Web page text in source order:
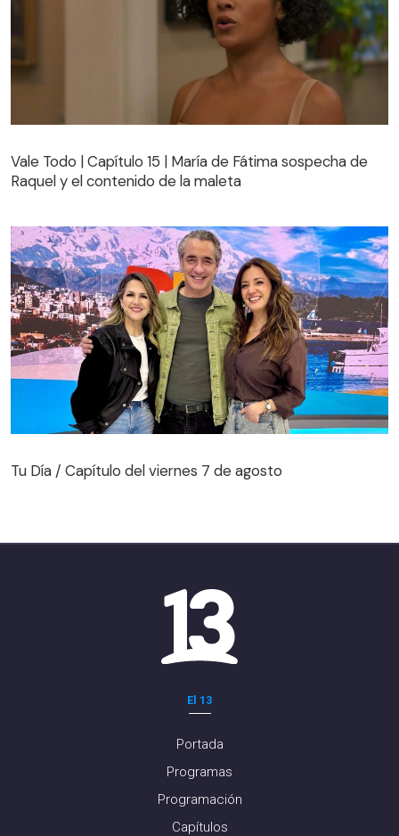
Raquel y el contenido de la maleta
Vale Todo | Capítulo 15 | María de Fátima sospecha de
Raquel y el contenido de la maleta
Tu Día / Capítulo del viernes 7 de agosto
El 13
Portada
Programas
Programación
Capítulos